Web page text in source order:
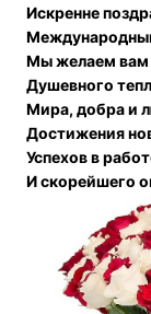
Искренне
Мы желаем вам
Душевного
Мира, добра и
Достижения
Успехов в
И скорейшего